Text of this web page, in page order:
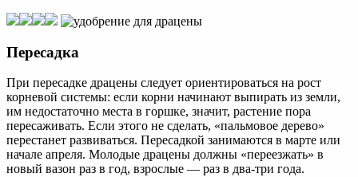
Пересадка
При пересадке драцены следует ориентироваться на рост
корневой системы: если корни начинают выпирать из земли,
им недостаточно места в горшке, значит, растение пора
пересаживать. Если этого не сделать, «пальмовое дерево»
перестанет развиваться. Пересадкой занимаются в марте или
начале апреля. Молодые драцены должны «переезжать» в
новый вазон раз в год, взрослые — раз в два-три года.